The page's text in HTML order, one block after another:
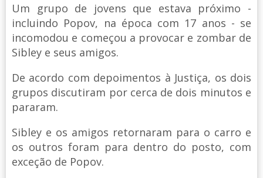
Um grupo de jovens que estava próximo -
incluindo Popov, na época com 17 anos - se
incomodou e começou a provocar e zombar de
Sibley e seus amigos.
De acordo com depoimentos à Justiça, os dois
grupos discutiram por cerca de dois minutos e
pararam.
Sibley e os amigos retornaram para o carro e
os outros foram para dentro do posto, com
exceção de Popov.